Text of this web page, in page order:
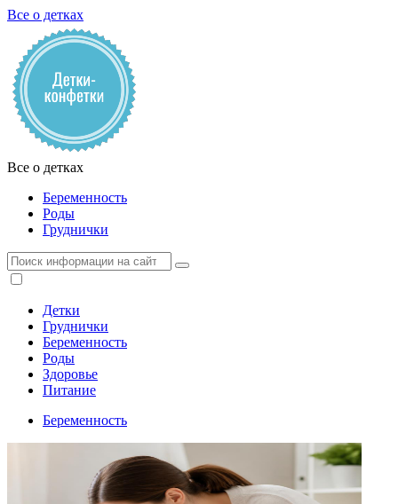
Все о детках
Все о детках
Беременность
Роды
Груднички
Детки
Груднички
Беременность
Роды
Здоровье
Питание
Беременность